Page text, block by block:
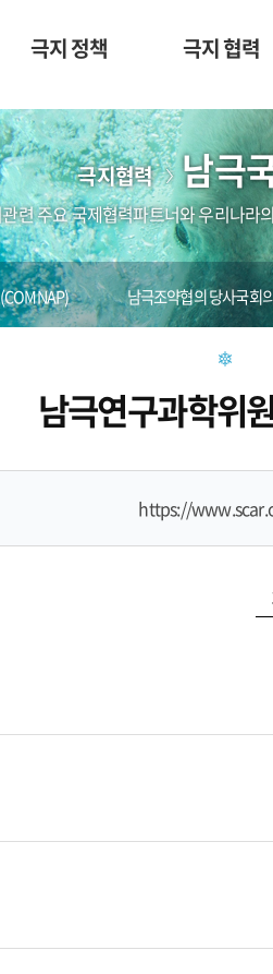
극지 정책 극지 협력
극지협력 남극
련 주요 국제협력파트너와 우리나라
남극조약협의 당사국회
남극연구과학위
https://